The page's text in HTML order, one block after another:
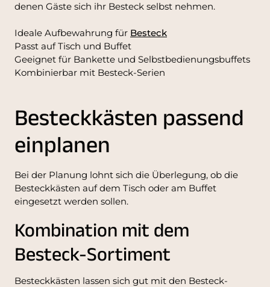
denen Gäste sich ihr Besteck selbst nehmen.
Ideale Aufbewahrung für Besteck
Passt auf Tisch und Buffet
Geeignet für Bankette und Selbstbedienungsbuffets
Kombinierbar mit Besteck-Serien
Besteckkästen passend
einplanen
Bei der Planung lohnt sich die Überlegung, ob die
Besteckkästen auf dem Tisch oder am Buffet
eingesetzt werden sollen.
Kombination mit dem
Besteck-Sortiment
Besteckkästen lassen sich gut mit den Besteck-